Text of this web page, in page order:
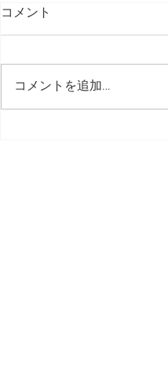
長く使うために。
コメント
コメントを追加…